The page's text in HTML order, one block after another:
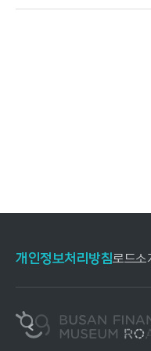
개인정보처리방침로드소